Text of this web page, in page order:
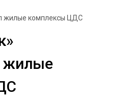
жилые комплексы ЦДС
жилые